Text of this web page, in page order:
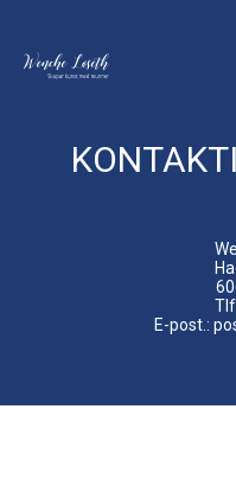
E-post.: